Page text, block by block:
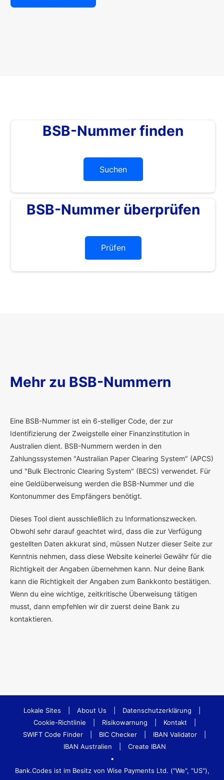
BSB-Nummer finden
Suchen
BSB-Nummer überprüfen
Prüfen
Mehr zu BSB-Nummern
Eine BSB-Nummer ist ein 6-stelliger Code, der zur
Identifizierung der Zweigstelle einer Finanzinstitution in
Australien dient. BSB-Nummern werden in den
Zahlungssystemen "Australian Paper Clearing System" (APCS)
und "Bulk Electronic Clearing System" (BECS) verwendet. Für
eine Geldüberweisung werden die BSB-Nummer und die
Kontonummer des Empfängers benötigt.
Dieses Tool dient ausschließlich zu Informationszwecken.
Obwohl sehr darauf geachtet wird, dass die zur Verfügung
gestellten Daten akkurat sind, müssen Nutzer dieser Seite zur
Kenntnis nehmen, dass diese Website keinerlei Gewähr für die
Richtigkeit der Angaben übernehmen kann. Nur deine Bank
kann die Richtigkeit der Angaben zum Bankkonto bestätigen.
Wenn du eine wichtige, zeitkritische Überweisung tätigen
musst, dann empfehlen wir dir zuerst deine Bank zu
kontaktieren.
Lokale Sites About Us Datenschutzerklärung
Cookie-Richtlinie
Risikowarnung Kontakt
SWIFT Code Finder
BIC Checker IBAN Validator
IBAN Australien
Create IBAN
•
Bank.Codes ist im Besitz von Wise Payments Ltd. ("We", "US"),